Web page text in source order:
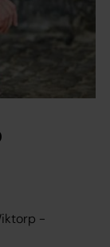
-